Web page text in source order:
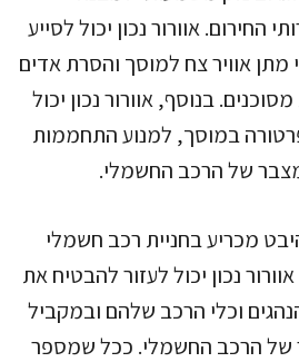
החירום. אוורור נכון יכול לסייע
מתן אוויר צח למוסך והסרת אדים
בנוסף, אוורור נכון יכול
במוסך, למנוע התחממות
של הרכב החשמלי.
מכריע בחניית רכב חשמלי
נכון יכול לעזור להבטיח את
וכלי הרכב שלהם ובמקביל
של הרכב החשמלי. ככל שמספר